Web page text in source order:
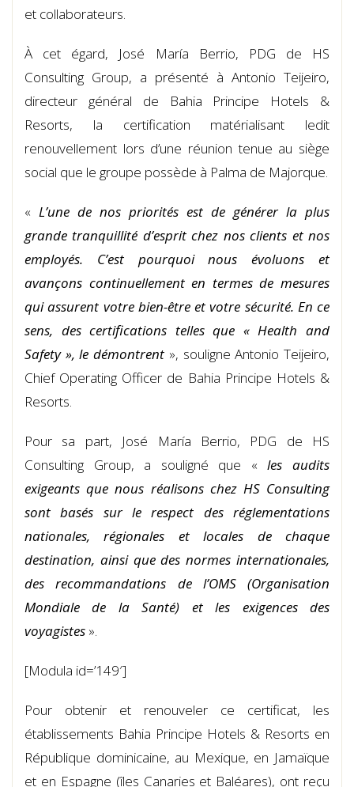
et collaborateurs.
À cet égard, José María Berrio, PDG de HS
Consulting Group, a présenté à Antonio Teijeiro,
directeur général de Bahia Principe Hotels &
Resorts, la certification matérialisant ledit
renouvellement lors d’une réunion tenue au siège
social que le groupe possède à Palma de Majorque.
« L’une de nos priorités est de générer la plus
grande tranquillité d’esprit chez nos clients et nos
employés. C’est pourquoi nous évoluons et
avançons continuellement en termes de mesures
qui assurent votre bien-être et votre sécurité. En ce
sens, des certifications telles que «Health and
Safety »,le démontrent », souligne Antonio Teijeiro,
Chief Operating Officer de Bahia Principe Hotels &
Resorts.
Pour sa part, José María Berrio, PDG de HS
Consulting Group, a souligné que «les audits
exigeants que nous réalisons chez HS Consulting
sont basés sur le respect des réglementations
nationales, régionales et locales de chaque
destination, ainsi que des normes internationales,
des recommandations de l’OMS (Organisation
Mondiale de la Santé) et les exigences des
voyagistes ».
[Modula id=’149′]
Pour obtenir et renouveler ce certificat, les
établissements Bahia Principe Hotels & Resorts en
République dominicaine, au Mexique, en Jamaïque
et en Espagne (îles Canaries et Baléares), ont reçu